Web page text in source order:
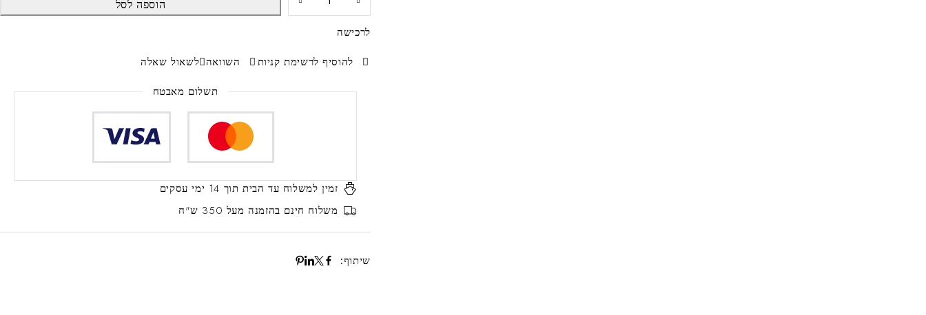
הוספה לסל
לרכישה
להוסיף לרשימת קניות
השוואה לשאול שאלה
תשלום מאבטח
זמין למשלוח עד הביתתוך 14 ימי עסקים
משלוח חינםבהזמנה מעל 350 ש"ח
שיתוף: